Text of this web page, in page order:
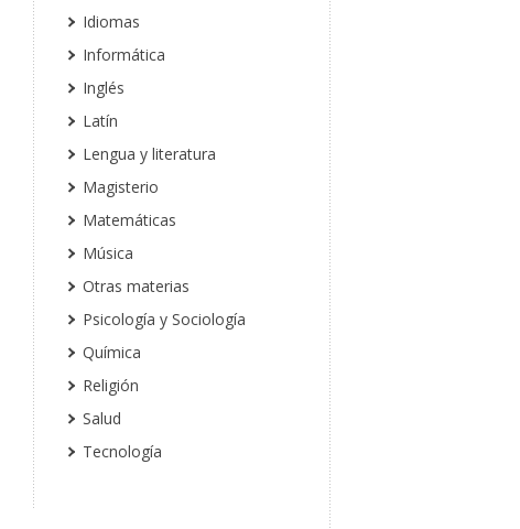
Idiomas
Informática
Inglés
Latín
Lengua y literatura
Magisterio
Matemáticas
Música
Otras materias
Psicología y Sociología
Química
Religión
Salud
Tecnología